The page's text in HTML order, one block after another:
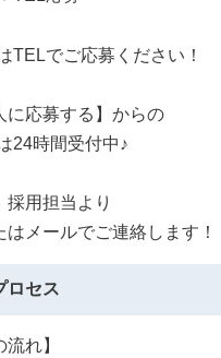
TELでご応募ください！
に応募する】からの
24時間受付中♪
採用担当より
はメールでご連絡します！
ロセス
流れ】